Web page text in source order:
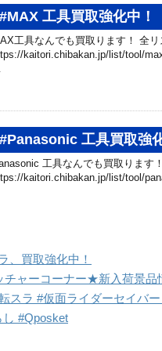
#MAX 工具買取強化中！
工具なんでも買取ります！ 全リ
kaitori.chibakan.jp/list/tool/
#Panasonic 工具買取強
工具なんでも買取ります
kaitori.chibakan.jp/list/tool/
、買取強化中！
ャーコーナー★新入荷景品
スラ #仮面ライダーセイバ
#Qposket